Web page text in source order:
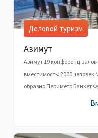
Деловой туризм
Азимут
Азимут 19 конференц-
вместимость: 2000
образно Периметр Банкет